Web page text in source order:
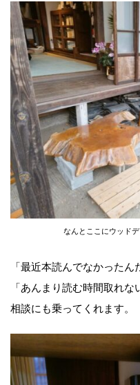
なんとここにウッド
「最近本読んでなかった
「あんまり読む時間取れ
相談にも乗ってくれます。